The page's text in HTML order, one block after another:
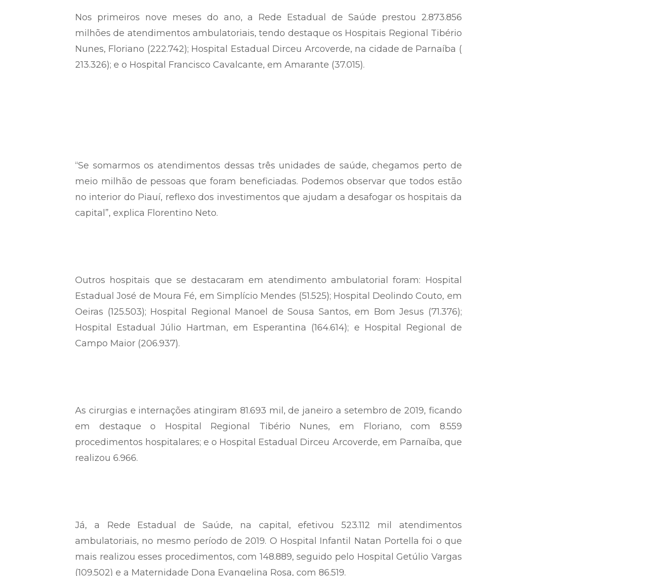
Nos primeiros nove meses do ano, a Rede Estadual de Saúde prestou 2.873.856
milhões de atendimentos ambulatoriais, tendo destaque os Hospitais Regional Tibério
Nunes, Floriano (222.742); Hospital Estadual Dirceu Arcoverde, na cidade de Parnaíba (
213.326); e o Hospital Francisco Cavalcante, em Amarante (37.015).
“Se somarmos os atendimentos dessas três unidades de saúde, chegamos perto de
meio milhão de pessoas que foram beneficiadas. Podemos observar que todos estão
no interior do Piauí, reflexo dos investimentos que ajudam a desafogar os hospitais da
capital”, explica Florentino Neto.
Outros hospitais que se destacaram em atendimento ambulatorial foram: Hospital
Estadual José de Moura Fé, em Simplício Mendes (51.525); Hospital Deolindo Couto, em
Oeiras (125.503); Hospital Regional Manoel de Sousa Santos, em Bom Jesus (71.376);
Hospital Estadual Júlio Hartman, em Esperantina (164.614); e Hospital Regional de
Campo Maior (206.937).
As cirurgias e internações atingiram 81.693 mil, de janeiro a setembro de 2019, ficando
em destaque o Hospital Regional Tibério Nunes, em Floriano, com 8.559
procedimentos hospitalares; e o Hospital Estadual Dirceu Arcoverde, em Parnaíba, que
realizou 6.966.
Já, a Rede Estadual de Saúde, na capital, efetivou 523.112 mil atendimentos
ambulatoriais, no mesmo período de 2019. O Hospital Infantil Natan Portella foi o que
mais realizou esses procedimentos, com 148.889, seguido pelo Hospital Getúlio Vargas